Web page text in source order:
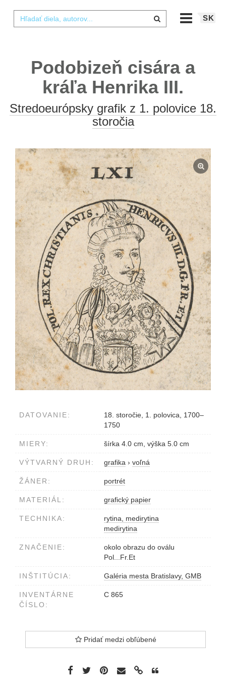
SK
Podobizeň cisára a
kráľa Henrika III.
Stredoeurópsky grafik z 1. polovice 18.
storočia
DATOVANIE:
18. storočie, 1. polovica, 1700–
1750
MIERY: šírka 4.0 cm, výška 5.0 cm
VÝTVARNÝ DRUH: grafika › voľná
ŽÁNER: portrét
MATERIÁL: grafický papier
TECHNIKA:
rytina, medirytina
medirytina
ZNAČENIE:
okolo obrazu do oválu
Pol...Fr.Et
INŠTITÚCIA: Galéria mesta Bratislavy, GMB
INVENTÁRNE
ČÍSLO:
C 865
Pridať medzi obľúbené